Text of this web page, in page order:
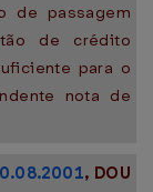
de passagem
de crédito
para o
nota de
, DOU